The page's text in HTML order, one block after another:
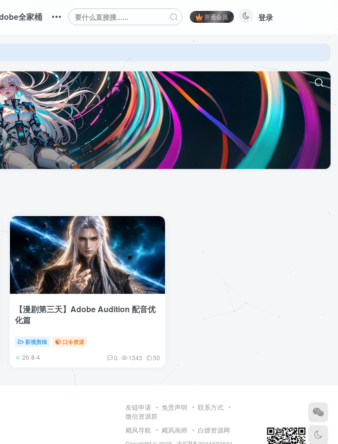
全家桶 开通会员 登录
【漫剧第三天】Adobe Audition 配音优
化篇
影视剪辑 口令资源
26-8-4 0 1343 50
友链申请 免责声明
联系方式
微信资源群
飓风导航
飓风画师 白嫖资源网